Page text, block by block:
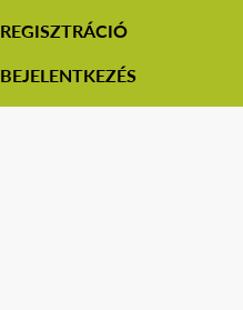
REGISZTRÁCIÓ
BEJELENTKEZÉS